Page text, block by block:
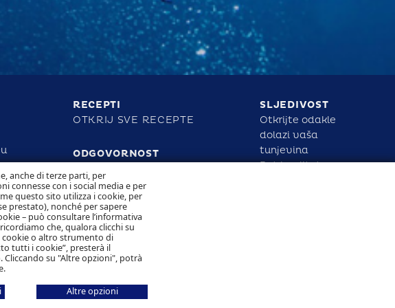
anche di terze parti, per
connesse con i social media e per
questo sito utilizza i cookie, per
prestato), nonché per sapere
– può consultare l’informativa
ricordiamo che, qualora clicchi su
cookie o altro strumento di
tutti i cookie”, presterà il
su "Altre opzioni", potrà
Altre opzioni
RECEPTI
OTKRIJ SVE RECEPTE
ODGOVORNOST
SLJEDIVOST
Otkrijte odakle
dolazi vaša
tunjevina
Put kvalitete